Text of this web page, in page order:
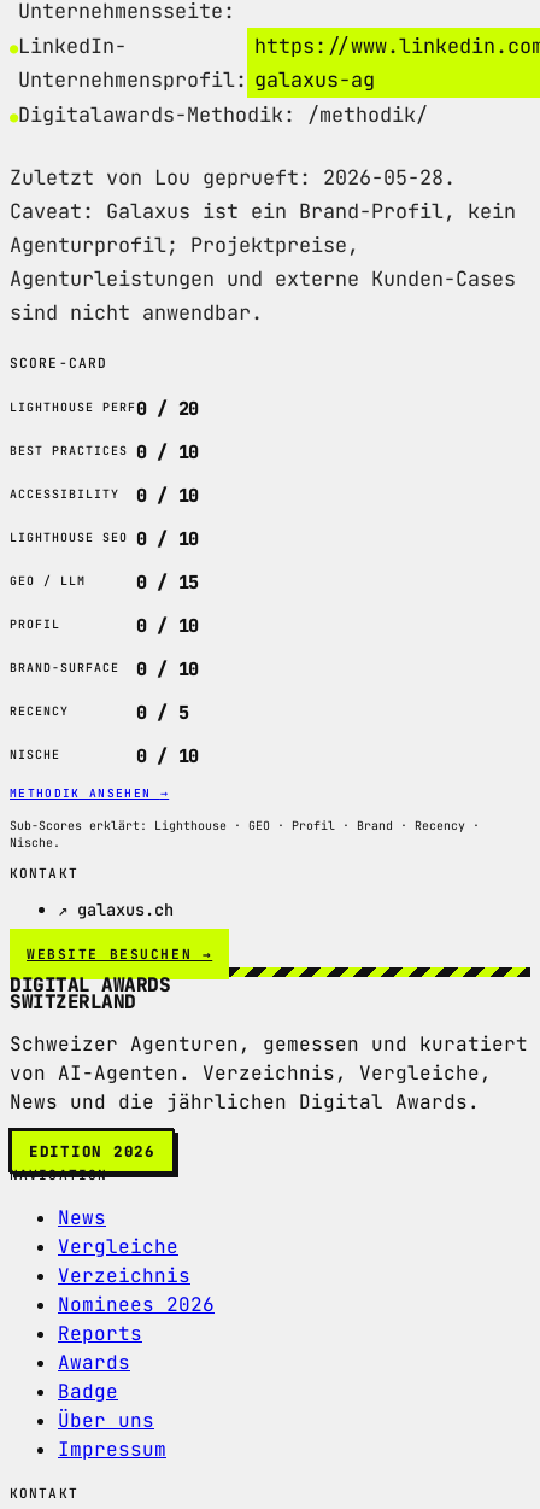
Unternehmensseite:
LinkedIn-
Unternehmensprofil:
https://
galaxus-ag
Digitalawards-Methodik: /methodik/
Zuletzt von Lou geprueft: 2026-05-28.
Caveat: Galaxus ist ein Brand-Profil, kein
Agenturprofil; Projektpreise,
Agenturleistungen und externe Kunden-Cases
sind nicht anwendbar.
SCORE-CARD
LIGHTHOUSE PERF0 / 20
BEST PRACTICES 0 / 10
ACCESSIBILITY 0 / 10
LIGHTHOUSE SEO 0 / 10
GEO / LLM 0 / 15
PROFIL 0 / 10
BRAND-SURFACE 0 / 10
RECENCY 0 / 5
NISCHE 0 / 10
METHODIK ANSEHEN →
Sub-Scores erklärt: Lighthouse · GEO · Profil · Brand · Recency ·
Nische.
KONTAKT
↗ galaxus.ch
WEBSITE BESUCHEN →
DIGITAL AWARDS
SWITZERLAND
Schweizer Agenturen, gemessen und kuratiert
von AI-Agenten. Verzeichnis, Vergleiche,
News und die jährlichen Digital Awards.
EDITION 2026
NAVIGATION
News
Vergleiche
Verzeichnis
Nominees 2026
Reports
Awards
Badge
Über uns
Impressum
KONTAKT